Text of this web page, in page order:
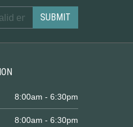
8:00am - 6:30pm
8:00am - 6:30pm